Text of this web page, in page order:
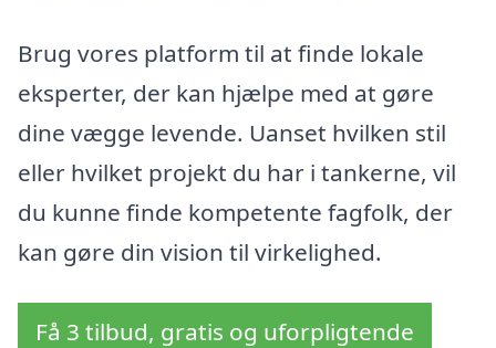
Brug vores platform til at finde lokale
eksperter, der kan hjælpe med at gøre
dine vægge levende. Uanset hvilken stil
eller hvilket projekt du har i tankerne, vil
du kunne finde kompetente fagfolk, der
kan gøre din vision til virkelighed.
Få 3 tilbud, gratis og uforpligtende